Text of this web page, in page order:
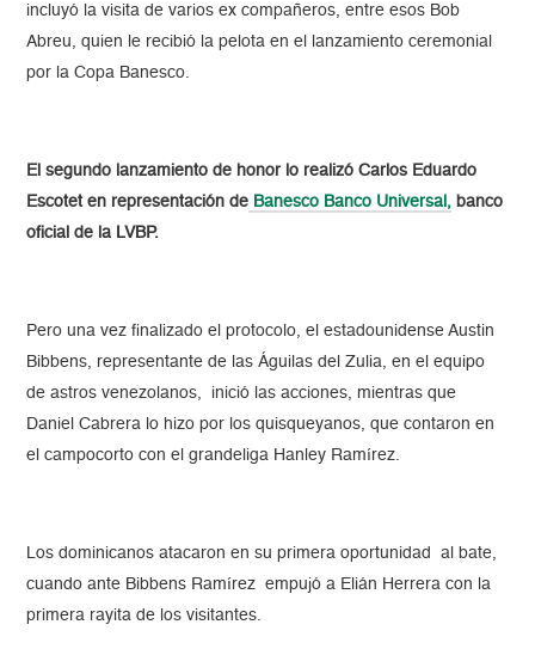
incluyó la visita de varios ex compañeros, entre esos Bob
Abreu, quien le recibió la pelota en el lanzamiento ceremonial
por la Copa Banesco.
El segundo lanzamiento de honor lo realizó Carlos Eduardo
Escotet en representación de Banesco Banco Universal, banco
oficial de la LVBP.
Pero una vez finalizado el protocolo, el estadounidense Austin
Bibbens, representante de las Águilas del Zulia, en el equipo
de astros venezolanos, inició las acciones, mientras que
Daniel Cabrera lo hizo por los quisqueyanos, que contaron en
el campocorto con el grandeliga Hanley Ramírez.
Los dominicanos atacaron en su primera oportunidad al bate,
cuando ante Bibbens Ramírez empujó a Elián Herrera con la
primera rayita de los visitantes.